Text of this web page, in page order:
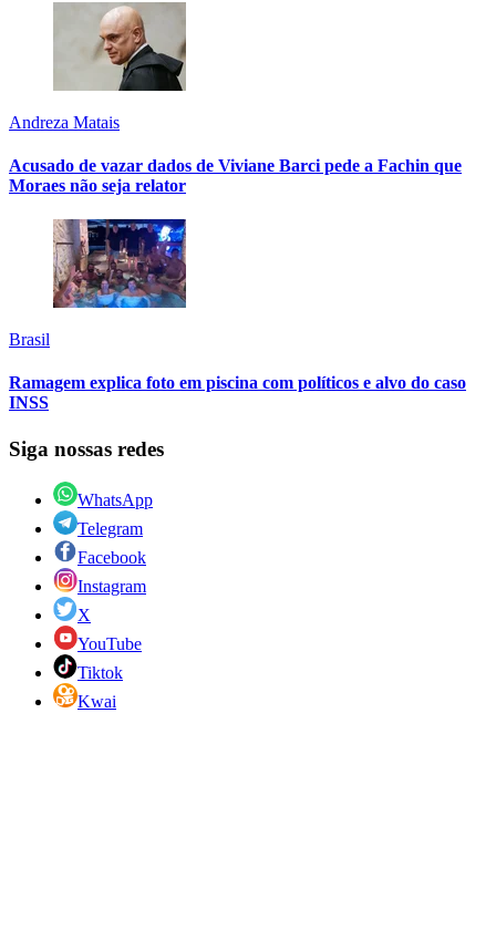
Andreza Matais
Acusado de vazar dados de Viviane Barci pede a Fachin que
Moraes não seja relator
Brasil
Ramagem explica foto em piscina com políticos e alvo do caso
INSS
Siga nossas redes
WhatsApp
Telegram
Facebook
Instagram
X
YouTube
Tiktok
Kwai